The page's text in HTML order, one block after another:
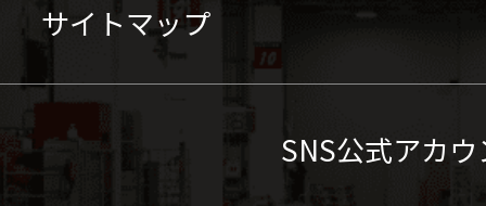
サイトマップ
SNS公式アカ